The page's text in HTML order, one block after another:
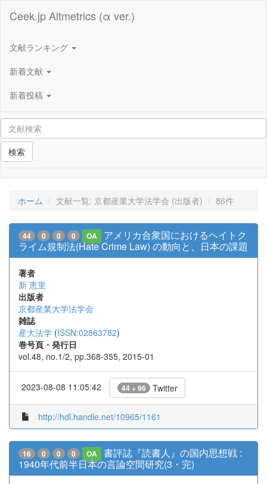
Ceek.jp Altmetrics (α ver.)
文献ランキング
新着文献
新着投稿
検索
ホーム 文献一覧: 京都産業大学法学会 (出版者) 86件
44 0 0 0 OA
アメリカ合衆国におけるヘイトク
ライム規制法(Hate Crime Law) の動向と、日本の課題
著者
新 恵里
出版者
京都産業大学法学会
雑誌
産大法学 (ISSN:02863782)
巻号頁・発行日
vol.48, no.1/2, pp.368-355, 2015-01
2023-08-08 11:05:42 44 + 96 Twitter
http://hdl.handle.net/10965/1161
16 0 0 0 OA
書評誌『読書人』の国内思想戦 :
1940年代前半日本の言論空間研究(3・完)